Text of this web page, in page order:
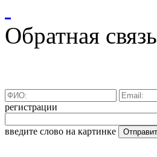
Обратная связь
регистрации
введите слово на картинке